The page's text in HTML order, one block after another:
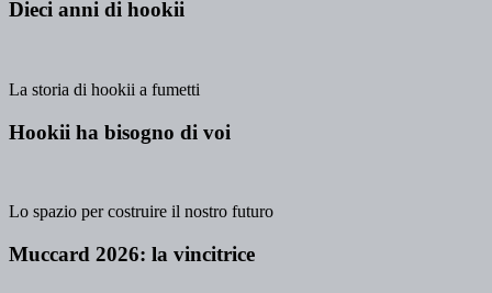
Dieci anni di hookii
La storia di hookii a fumetti
Hookii ha bisogno di voi
Lo spazio per costruire il nostro futuro
Muccard 2026: la vincitrice